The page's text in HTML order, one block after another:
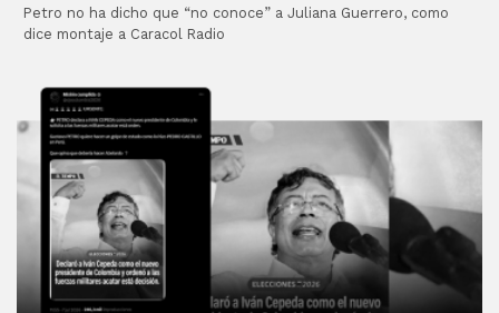
Petro no ha dicho que “no conoce” a Juliana Guerrero, como
dice montaje a Caracol Radio